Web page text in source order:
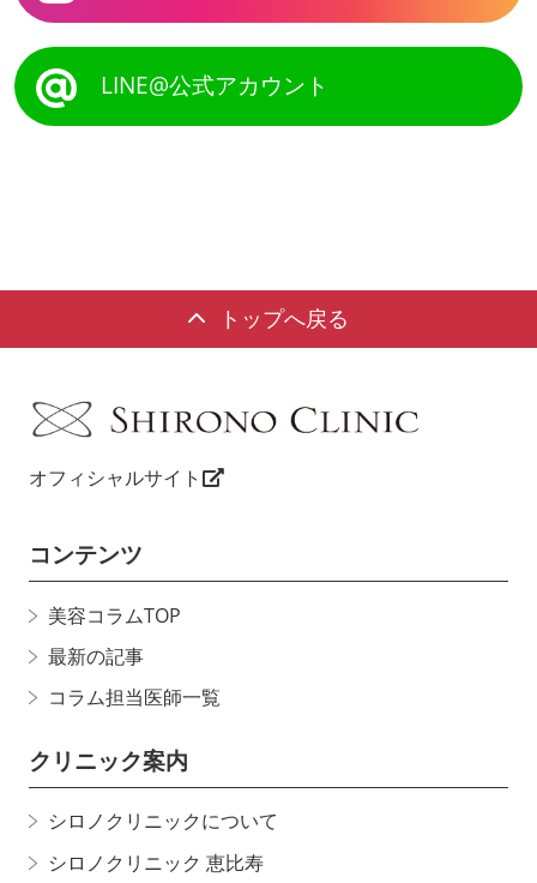
LINE@公式アカウント
トップへ戻る
オフィシャルサイト
コンテンツ
美容コラムTOP
最新の記事
コラム担当医師一覧
クリニック案内
シロノクリニックについて
シロノクリニック 恵比寿